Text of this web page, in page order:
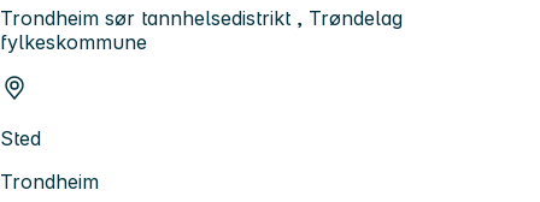
Trondheim sør tannhelsedistrikt , Trøndelag
fylkeskommune
Sted
Trondheim